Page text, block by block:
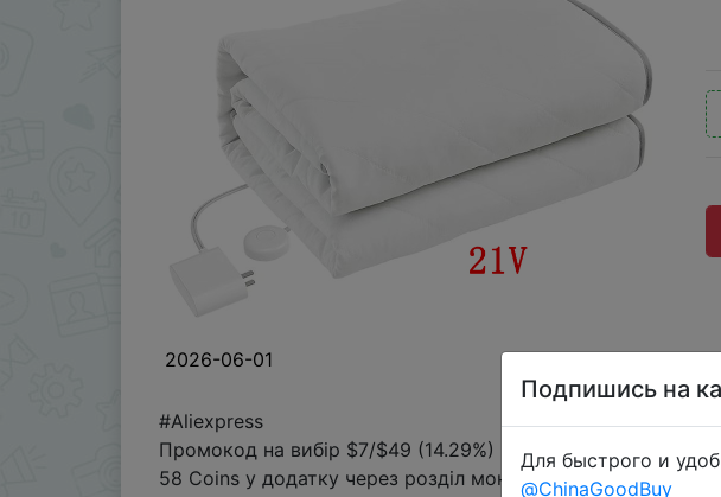
2026-06-01
#Aliexpress
Промокод на вибір $7/$49 (14.29%) → AEUA7, UACD7,
58 Coins у додатку через розділ монет.
Подпишись на
Для быстрого и
@ChinaGoodBuy